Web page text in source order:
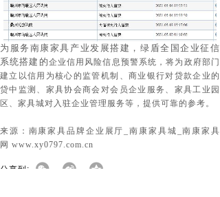
为服务南康家具产业发展搭建， 绿盾全国企业征信
系统搭建的企业信用风险信息预警系统，将为政府部门
建立以信用为核心的监管机制、商业银行对贷款企业的
贷中监测、家具协会商会对会员企业服务、家具工业园
区、家具城对入驻企业管理服务等，提供可靠的参考。
来源： 南康家具品牌企业展厅_南康家具城_南康家具
网 www.xy0797.com.cn
分享到: